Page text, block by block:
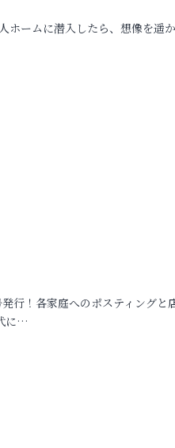
ームに潜入したら、想像を遥
行！各家庭へのポスティングと
に…